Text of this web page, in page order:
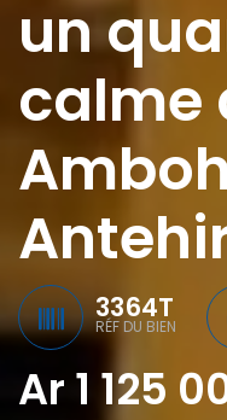
un
calme
3364T
RÉF DU BIEN
Ar 1 125